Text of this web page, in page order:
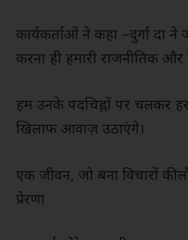
कार्यकर्ताओं ने कहा –दुर्गा दा
करना ही हमारी राजनीतिक और
हम उनके पदचिह्नों पर चलकर
खिलाफ आवाज़ उठाएंगे।
एक जीवन, जो बना विचारों की
प्रेरणा